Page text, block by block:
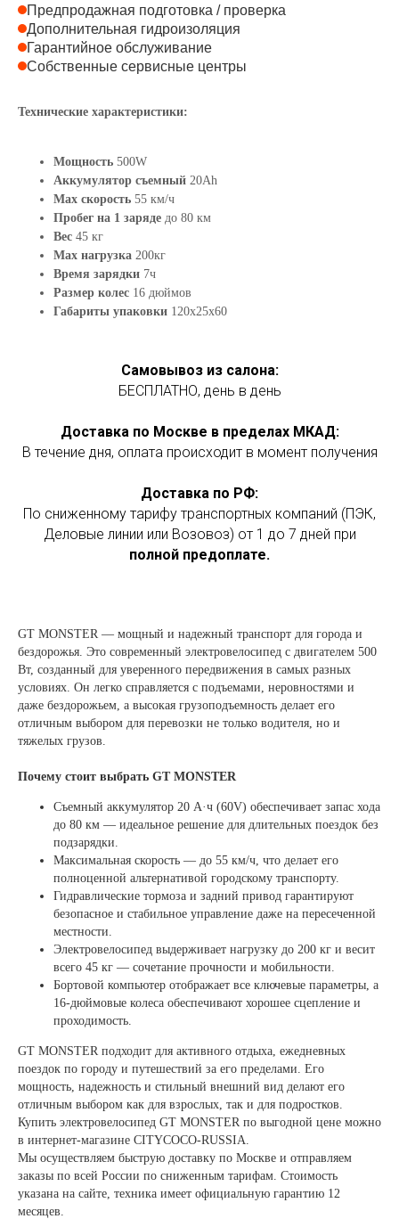
Предпродажная подготовка / проверка
Дополнительная гидроизоляция
Гарантийное обслуживание
Собственные сервисные центры
Технические характеристики:
Мощность 500W
Аккумулятор съемный 20Ah
Max скорость 55 км/ч
Пробег на 1 заряде до 80 км
Вес 45 кг
Max нагрузка 200кг
Время зарядки 7ч
Размер колес 16 дюймов
Габариты упаковки 120х25х60
Самовывоз из салона:
БЕСПЛАТНО, день в день
Доставка по Москве в пределах МКАД:
В течение дня, оплата происходит в момент получения
Доставка по РФ:
По сниженному тарифу транспортных компаний (ПЭК,
Деловые линии или Возовоз) от 1 до 7 дней при
полной предоплате.
GT MONSTER — мощный и надежный транспорт для города и
бездорожья. Это современный электровелосипед с двигателем 500
Вт, созданный для уверенного передвижения в самых разных
условиях. Он легко справляется с подъемами, неровностями и
даже бездорожьем, а высокая грузоподъемность делает его
отличным выбором для перевозки не только водителя, но и
тяжелых грузов.
Почему стоит выбрать GT MONSTER
Съемный аккумулятор 20 А·ч (60V) обеспечивает запас хода
до 80 км — идеальное решение для длительных поездок без
подзарядки.
Максимальная скорость — до 55 км/ч, что делает его
полноценной альтернативой городскому транспорту.
Гидравлические тормоза и задний привод гарантируют
безопасное и стабильное управление даже на пересеченной
местности.
Электровелосипед выдерживает нагрузку до 200 кг и весит
всего 45 кг — сочетание прочности и мобильности.
Бортовой компьютер отображает все ключевые параметры, а
16-дюймовые колеса обеспечивают хорошее сцепление и
проходимость.
GT MONSTER подходит для активного отдыха, ежедневных
поездок по городу и путешествий за его пределами. Его
мощность, надежность и стильный внешний вид делают его
отличным выбором как для взрослых, так и для подростков.
Купить электровелосипед GT MONSTER по выгодной цене можно
в интернет-магазине CITYCOCO-RUSSIA.
Мы осуществляем быструю доставку по Москве и отправляем
заказы по всей России по сниженным тарифам. Стоимость
указана на сайте, техника имеет официальную гарантию 12
месяцев.